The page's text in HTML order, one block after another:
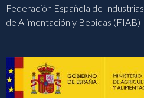
Federación Española de Industrias
de Alimentación y Bebidas (FIAB)